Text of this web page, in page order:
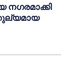
നഗരമാക്കി